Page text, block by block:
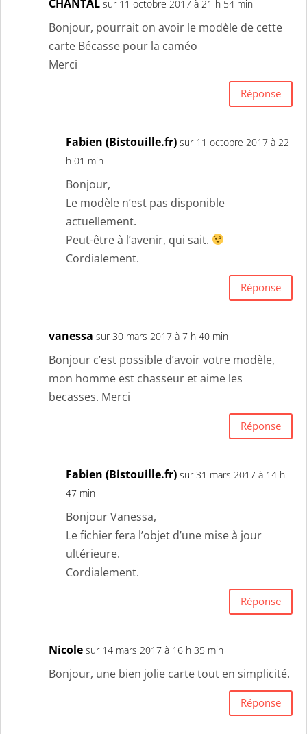
CHANTAL sur 11 octobre 2017 à 21 h 54 min
Bonjour, pourrait on avoir le modèle de cette
carte Bécasse pour la caméo
Merci
Réponse
Fabien (Bistouille.fr) sur 11 octobre 2017 à 22
h 01 min
Bonjour,
Le modèle n’est pas disponible
actuellement.
Peut-être à l’avenir, qui sait.
Cordialement.
Réponse
vanessa sur 30 mars 2017 à 7 h 40 min
Bonjour c’est possible d’avoir votre modèle,
mon homme est chasseur et aime les
becasses. Merci
Réponse
Fabien (Bistouille.fr) sur 31 mars 2017 à 14 h
47 min
Bonjour Vanessa,
Le fichier fera l’objet d’une mise à jour
ultérieure.
Cordialement.
Réponse
Nicole sur 14 mars 2017 à 16 h 35 min
Bonjour, une bien jolie carte tout en simplicité.
Réponse